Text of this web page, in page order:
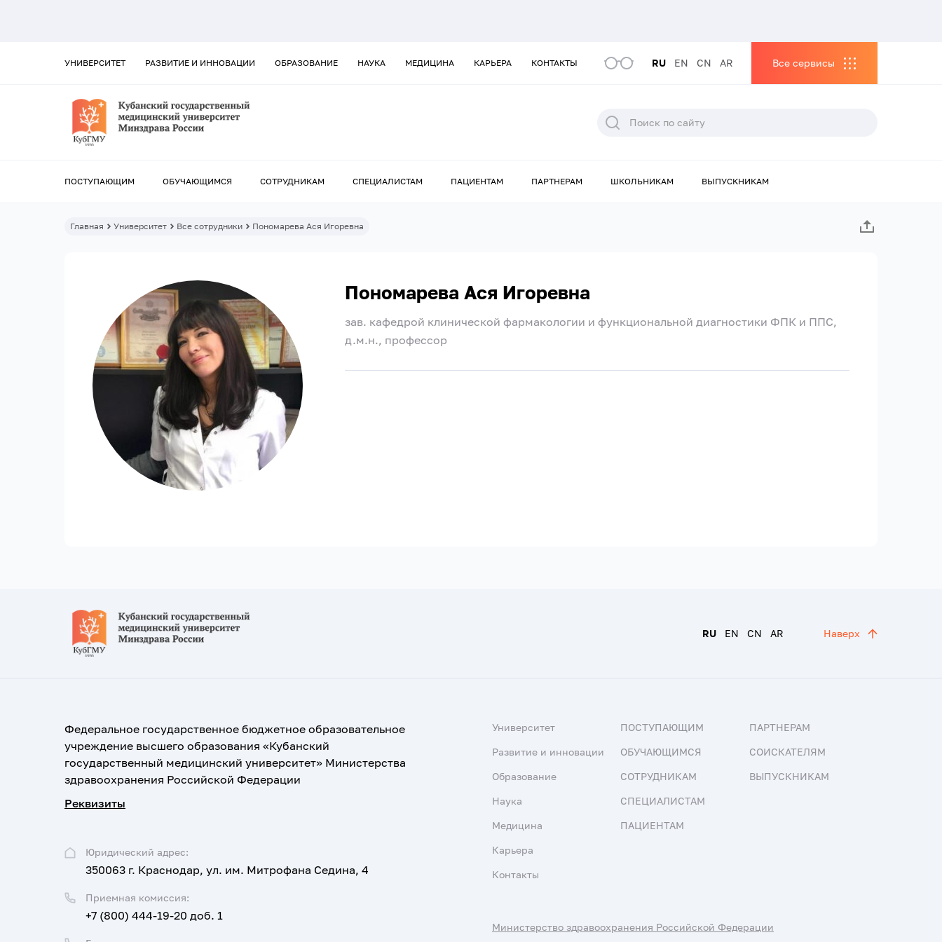
УНИВЕРСИТЕТ РАЗВИТИЕ И ИННОВАЦИИ ОБРАЗОВАНИЕ НАУКА МЕДИЦИНА КАРЬЕРА КОНТАКТЫ RU EN CN AR Все сервисы
ПОСТУПАЮЩИМ ОБУЧАЮЩИМСЯ СОТРУДНИКАМ СПЕЦИАЛИСТАМ ПАЦИЕНТАМ ПАРТНЕРАМ ШКОЛЬНИКАМ ВЫПУСКНИКАМ
Главная Университет Все сотрудники Пономарева Ася Игоревна
Пономарева Ася Игоревна
зав. кафедрой клинической фармакологии и функциональной диагностики ФПК и ППС,
д.м.н., профессор
RU EN CN AR Наверх
Федеральное государственное бюджетное образовательное
учреждение высшего образования «Кубанский
государственный медицинский университет» Министерства
здравоохранения Российской Федерации
Реквизиты
Юридический адрес:
350063 г. Краснодар, ул. им. Митрофана Седина, 4
Приемная комиссия:
+7 (800) 444-19-20 доб. 1
Университет
Развитие и инновации
Образование
Наука
Медицина
Карьера
Контакты
ПОСТУПАЮЩИМ
ОБУЧАЮЩИМСЯ
СОТРУДНИКАМ
СПЕЦИАЛИСТАМ
ПАЦИЕНТАМ
ПАРТНЕРАМ
СОИСКАТЕЛЯМ
ВЫПУСКНИКАМ
Министерство здравоохранения Российской Федерации